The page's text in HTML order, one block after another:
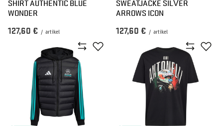
SHIRT AUTHENTIC BLUE
WONDER
127,60 € / artikel
SWEATJACKE SILVER
ARROWS ICON
127,60 € / artikel